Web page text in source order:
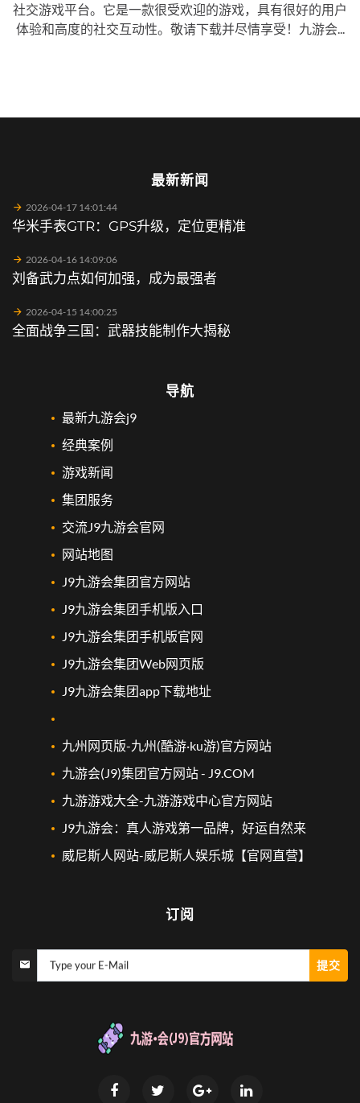
社交游戏平台。它是一款很受欢迎的游戏，具有很好的用户
体验和高度的社交互动性。敬请下载并尽情享受！九游会...
最新新闻
2026-04-17 14:01:44
华米手表GTR：GPS升级，定位更精准
2026-04-16 14:09:06
刘备武力点如何加强，成为最强者
2026-04-15 14:00:25
全面战争三国：武器技能制作大揭秘
导航
最新九游会j9
经典案例
游戏新闻
集团服务
交流J9九游会官网
网站地图
J9九游会集团官方网站
J9九游会集团手机版入口
J9九游会集团手机版官网
J9九游会集团Web网页版
J9九游会集团app下载地址
九州网页版-九州(酷游·ku游)官方网站
九游会(J9)集团官方网站 - J9.COM
九游游戏大全-九游游戏中心官方网站
J9九游会：真人游戏第一品牌，好运自然来
威尼斯人网站-威尼斯人娱乐城【官网直营】
订阅
Type your E-Mail 提交